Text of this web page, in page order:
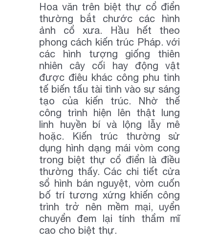
Hoa văn trên biệt thự cổ điển
thường bắt chước các hình
ảnh cổ xưa. Hầu hết theo
phong cách kiến trúc Pháp. với
các hình tượng giống thiên
nhiên cây cối hay động vật
được điêu khác công phu tinh
tế biến tấu tài tình vào sự sáng
tạo của kiến trúc. Nhờ thế
công trình hiện lên thật lung
linh huyền bí và lộng lẫy mê
hoặc. Kiến trúc thường sử
dụng hình dạng mái vòm cong
trong biệt thự cổ điển là điều
thường thấy. Các chi tiết cửa
sổ hình bán nguyệt, vòm cuốn
bố trí tương xứng khiến công
trình trở nên mềm mại, uyển
chuyển đem lại tính thẩm mĩ
cao cho biệt thự.